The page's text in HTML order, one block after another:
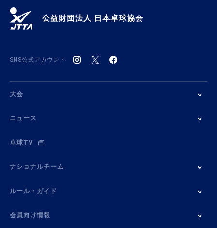
公益財団法人 日本卓球協会
SNS公式アカウント
大会
ニュース
卓球TV
ナショナルチーム
ルール・ガイド
会員向け情報